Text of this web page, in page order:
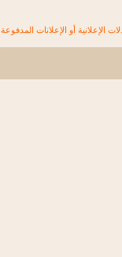
الإعلانية أو الإعلانات المدفوعة